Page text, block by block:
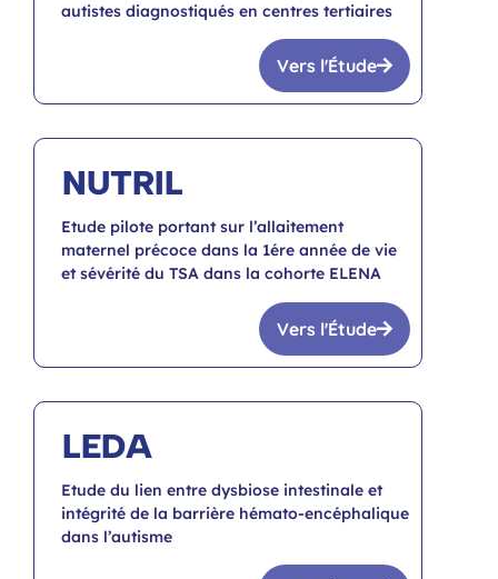
autistes diagnostiqués en centres tertiaires
Vers l'Étude
NUTRIL
Etude pilote portant sur l’allaitement
maternel précoce dans la 1ére année de vie
et sévérité du TSA dans la cohorte ELENA
Vers l'Étude
LEDA
Etude du lien entre dysbiose intestinale et
intégrité de la barrière hémato-encéphalique
dans l’autisme